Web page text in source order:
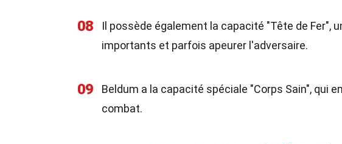
08
Il possède également la capacité "Tête de Fer",
importants et parfois apeurer l'adversaire.
09 Beldum a la capacité spéciale "Corps Sain", qui
combat.